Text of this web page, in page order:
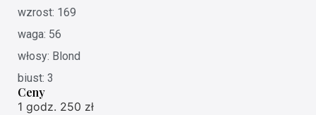
wzrost: 169
waga: 56
włosy: Blond
biust: 3
Ceny
1 godz. 250 zł